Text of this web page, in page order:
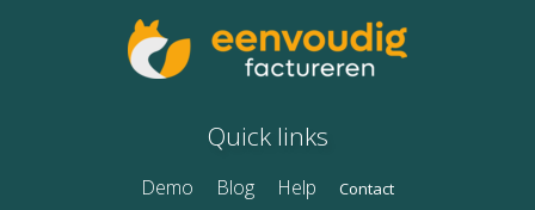
Quick links
Demo Blog Help Contact